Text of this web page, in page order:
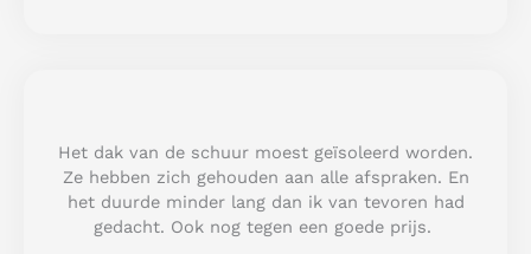
u
t
o
f
Het dak van de schuur moest geïsoleerd worden.
Ze hebben zich gehouden aan alle afspraken. En
het duurde minder lang dan ik van tevoren had
gedacht. Ook nog tegen een goede prijs.